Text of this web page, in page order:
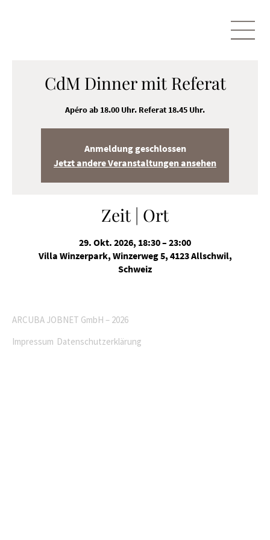
CdM Dinner mit Referat
Apéro ab 18.00 Uhr. Referat 18.45 Uhr.
Anmeldung geschlossen
Jetzt andere Veranstaltungen ansehen
Zeit | Ort
29. Okt. 2026, 18:30 – 23:00
Villa Winzerpark, Winzerweg 5, 4123 Allschwil,
Schweiz
ARCUBA JOBNET GmbH – 2026
Impressum Datenschutzerklärung